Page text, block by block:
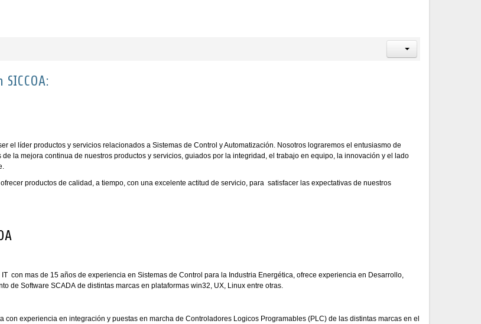
el líder productos y servicios relacionados a Sistemas de Control y Automatización. Nosotros lograremos el entusiasmo de
de la mejora continua de nuestros productos y servicios, guiados por la integridad, el trabajo en equipo, la innovación y el lado
productos de calidad, a tiempo, con una excelente actitud de servicio, para satisfacer las expectativas de nuestros
con mas de 15 años de experiencia en Sistemas de Control para la Industria Energética, ofrece experiencia en Desarrollo,
de Software SCADA de distintas marcas en plataformas win32, UX, Linux entre otras.
con experiencia en integración y puestas en marcha de Controladores Logicos Programables (PLC) de las distintas marcas en el